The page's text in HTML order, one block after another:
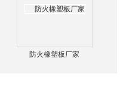
防火橡塑板厂家